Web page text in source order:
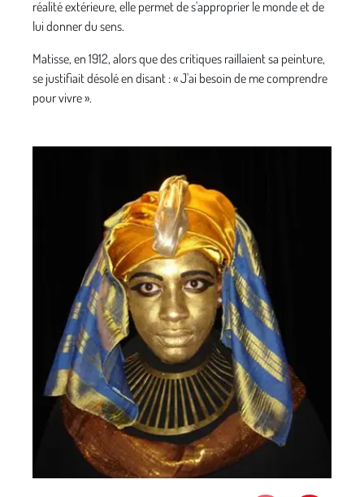
réalité extérieure, elle permet de s'approprier le monde et de
lui donner du sens.
Matisse, en 1912, alors que des critiques raillaient sa peinture,
se justifiait désolé en disant : « J'ai besoin de me comprendre
pour vivre ».